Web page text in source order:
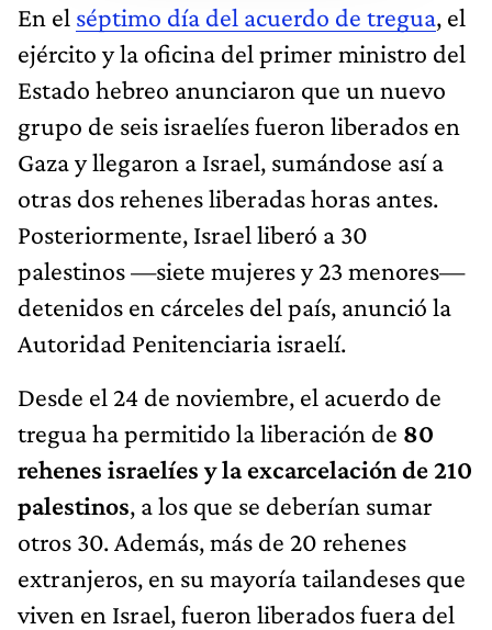
En el séptimo día del acuerdo de tregua, el
ejército y la oficina del primer ministro del
Estado hebreo anunciaron que un nuevo
grupo de seis israelíes fueron liberados en
Gaza y llegaron a Israel, sumándose así a
otras dos rehenes liberadas horas antes.
Posteriormente, Israel liberó a 30
palestinos —siete mujeres y 23 menores—
detenidos en cárceles del país, anunció la
Autoridad Penitenciaria israelí.
Desde el 24 de noviembre, el acuerdo de
tregua ha permitido la liberación de 80
rehenes israelíes y la excarcelación de 210
palestinos, a los que se deberían sumar
otros 30. Además, más de 20 rehenes
extranjeros, en su mayoría tailandeses que
viven en Israel, fueron liberados fuera del